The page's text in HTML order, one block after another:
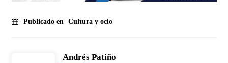
Publicado en Cultura y ocio
Andrés Patiño